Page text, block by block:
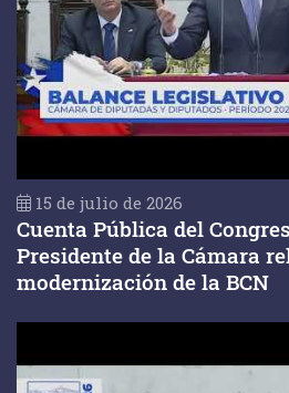
15 de julio de 2026
Cuenta Pública del
Presidente de la Cámara
modernización de la BCN